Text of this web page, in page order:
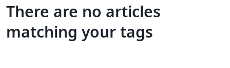
There are no articles
matching your tags